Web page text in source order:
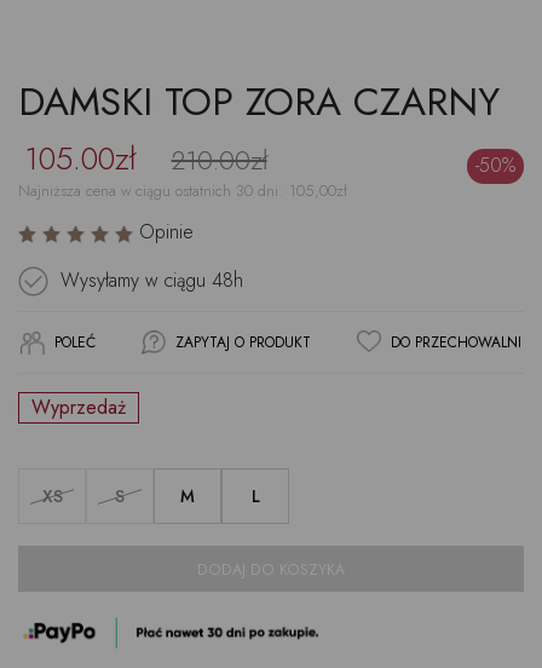
DAMSKI TOP ZORA CZARNY
105.00zł 210.00zł -50%
Najniższa cena w ciągu ostatnich 30 dni: 105,00zł
Opinie
Wysyłamy w ciągu 48h
POLEĆ ZAPYTAJ O PRODUKT DO PRZECHOWALNI
Wyprzedaż
XS S M L
DODAJ DO KOSZYKA